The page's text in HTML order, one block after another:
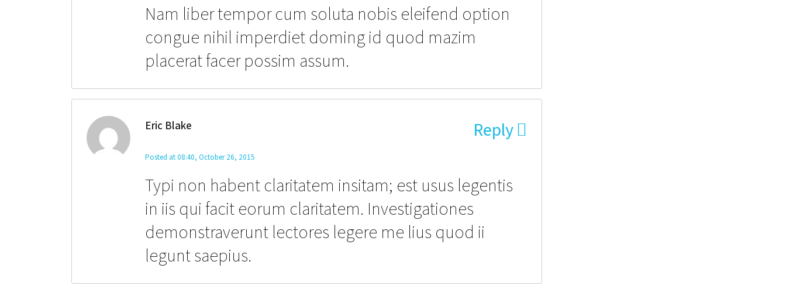
Nam liber tempor cum soluta nobis eleifend option
congue nihil imperdiet doming id quod mazim
placerat facer possim assum.
Eric Blake Reply
Posted at 08:40, October 26, 2015
Typi non habent claritatem insitam; est usus legentis
in iis qui facit eorum claritatem. Investigationes
demonstraverunt lectores legere me lius quod ii
legunt saepius.